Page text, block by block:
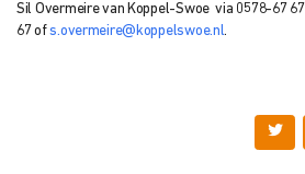
Sil Overmeire van Koppel-Swoe via 0578-67 67
67 ofs.overmeire@koppelswoe.nl